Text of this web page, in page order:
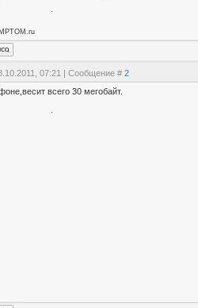
07:21 | Сообщение # 2
всего 30 мегобайт.